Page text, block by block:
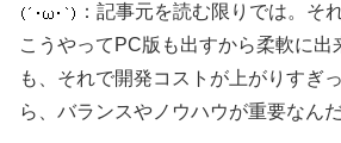
：記事元を読む限りでは。そ
こうやってPC版も出すから柔軟に出
も、それで開発コストが上がりすぎ
ら、バランスやノウハウが重要なん